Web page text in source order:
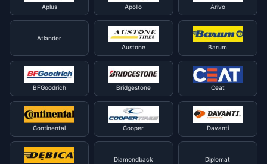
Aplus Apollo Arivo
Atlander
Austone
Barum
BFGoodrich Bridgestone Ceat
Continental Cooper Davanti
Diamondback Diplomat